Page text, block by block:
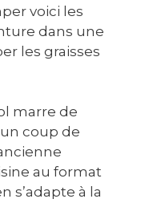
voici les
dans une
les graisses
marre de
coup de
au format
s’adapte à la